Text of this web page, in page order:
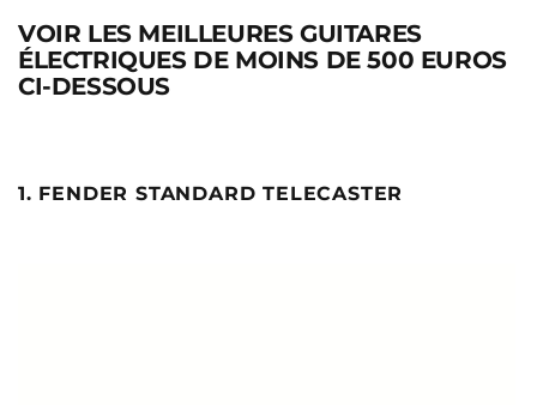
VOIR LES MEILLEURES GUITARES
ÉLECTRIQUES DE MOINS DE 500 EUROS
CI-DESSOUS
1. FENDER STANDARD TELECASTER